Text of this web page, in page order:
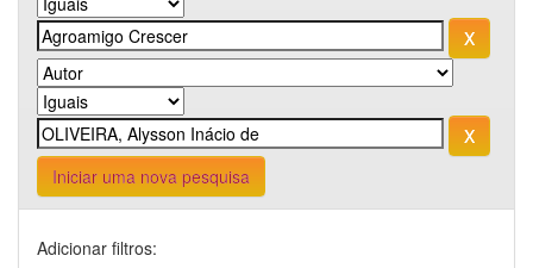
Iniciar uma nova pesquisa
Adicionar filtros: